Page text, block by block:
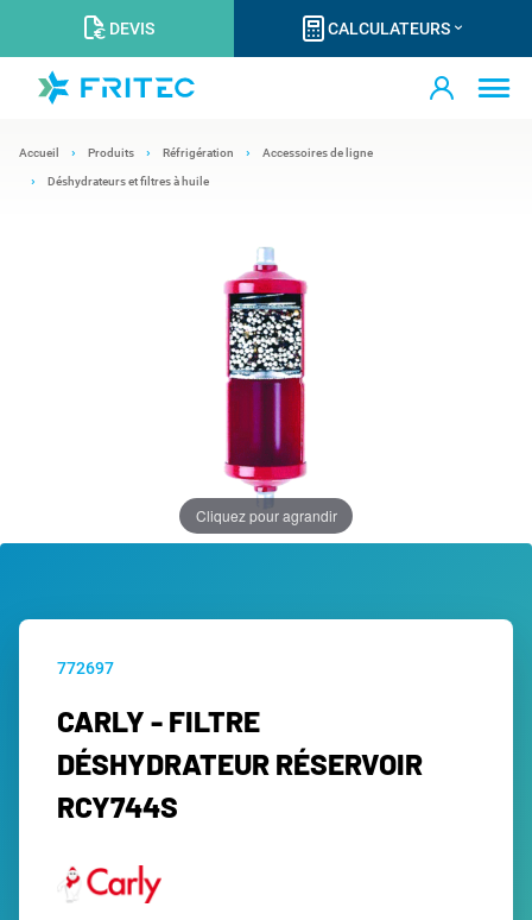
DEVIS CALCULATEURS
Accueil Produits Réfrigération Accessoires de ligne
Déshydrateurs et filtres à huile
Cliquez pour agrandir
772697
CARLY - FILTRE
DÉSHYDRATEUR RÉSERVOIR
RCY744S